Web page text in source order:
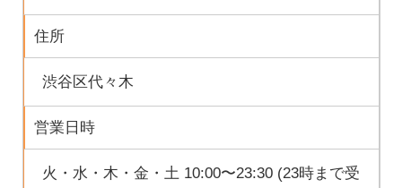
住所
渋谷区代々木
営業日時
火・水・木・金・土 10:00〜23:30 (23時まで受